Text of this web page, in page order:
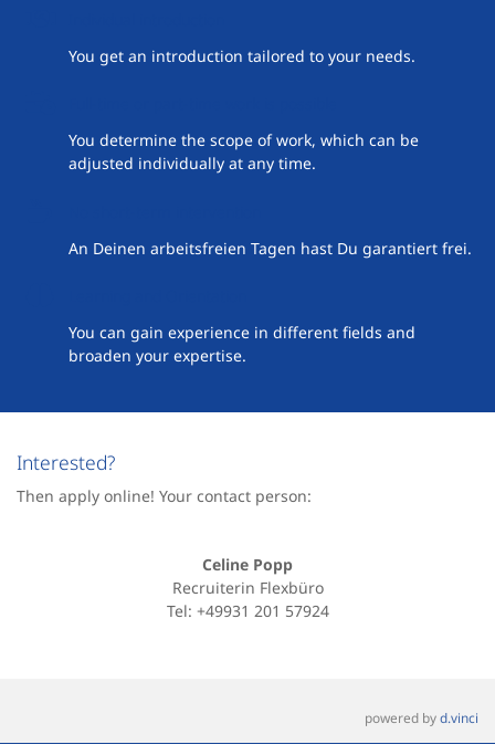
You get an introduction tailored to your needs.
You determine the scope of work, which can be
adjusted individually at any time.
An Deinen arbeitsfreien Tagen hast Du garantiert frei.
You can gain experience in different fields and
broaden your expertise.
Interested?
Then apply online! Your contact person:
Celine Popp
Recruiterin Flexbüro
Tel: +49931 201 57924
powered byd.vinci